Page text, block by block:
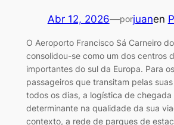
Abr 12, 2026—porjuanen
O Aeroporto Francisco Sá Carneiro
consolidou-se como um dos centros
importantes do sul da Europa. Para
passageiros que transitam pelas
todos os dias, a logística de chegada
determinante na qualidade da sua
contexto, a rede de parques de